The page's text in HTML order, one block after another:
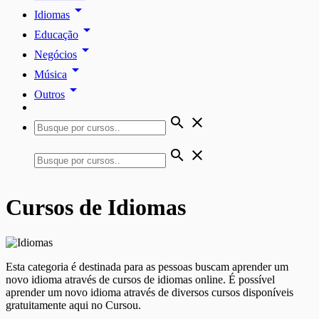
Idiomas arrow_drop_down
Educação arrow_drop_down
Negócios arrow_drop_down
Música arrow_drop_down
Outros arrow_drop_down
search close
search close
Cursos de Idiomas
Esta categoria é destinada para as pessoas buscam aprender um
novo idioma através de cursos de idiomas online. É possível
aprender um novo idioma através de diversos cursos disponíveis
gratuitamente aqui no Cursou.